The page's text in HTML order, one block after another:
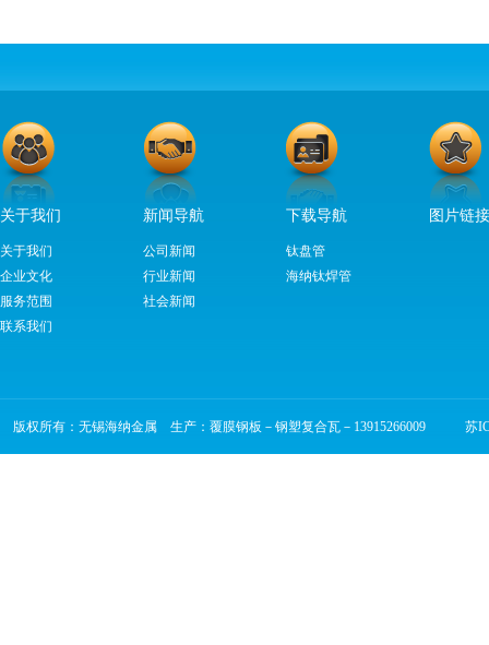
关于我们
关于我们
企业文化
服务范围
联系我们
新闻导航
公司新闻
行业新闻
社会新闻
下载导航
钛盘管
海纳钛焊管
图片链接
版权所有：无锡海纳金属 生产：覆膜钢板－钢塑复合瓦－13915266009 苏